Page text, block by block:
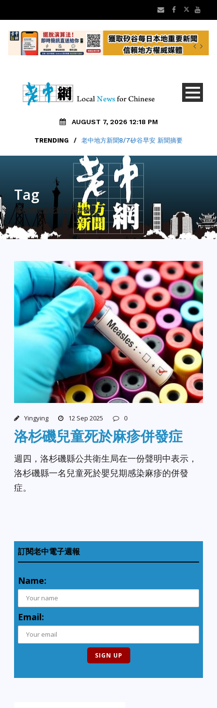
AUGUST 7, 2026 12:18 PM
TRENDING / 老中地方新聞8/7矽谷早安 新聞摘要
Tag
洛杉磯兒童死於麻疹併發症
Yingying 12 Sep 2025 0
洛杉磯兒童死於麻疹併發症
週四，洛杉磯縣公共衛生局在一份聲明中表示，
洛杉磯縣一名兒童死於嬰兒期感染麻疹的併發
症。
訂閱老中電子週報
Name:
Email: